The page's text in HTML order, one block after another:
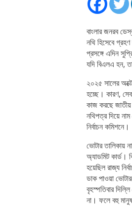
বাংলার জনরব
নথি হিসেবে
প্রসঙ্গে এদিন
যদি বিএলএ হন,
২০২৫ সালের
হচ্ছে। কারণ,
কাজ করছে
নথিপত্র দিয়ে
নির্বাচন কমিশনে।
ভোটার তালিকায়
অ্যাডমিট কার্ড।
হয়েছিল রাজ্য
ডাক পাওয়া
বৃহস্পতিবার
না। ফলে বহু